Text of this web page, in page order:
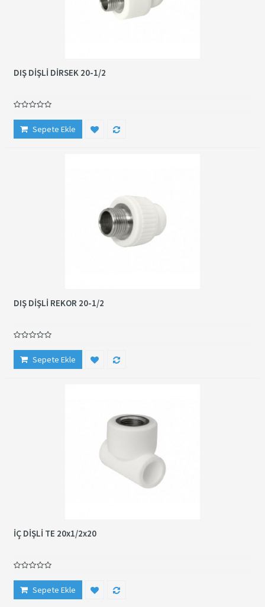
DIŞ DİŞLİ DİRSEK 20-1/2
Sepete Ekle
DIŞ DİŞLİ REKOR 20-1/2
Sepete Ekle
İÇ DİŞLİ TE 20x1/2x20
Sepete Ekle